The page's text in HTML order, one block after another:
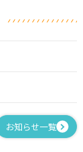
お知らせ一覧